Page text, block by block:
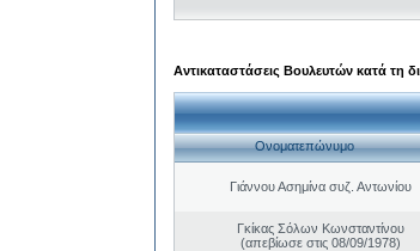
Αντικαταστάσεις Βουλευτών κατά τη
Ονοματεπώνυμο
Γιάννου Ασημίνα συζ. Αντωνίου
Γκίκας Σόλων Κωνσταντίνου
(απεβίωσε στις 08/09/1978)